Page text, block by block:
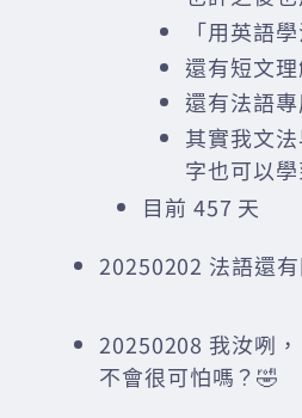
「用英語
還有短文
還有法語
其實我文
字也可以
目前 457 天
20250202 法語還
20250208 我汝咧
不會很可怕嗎？🤣